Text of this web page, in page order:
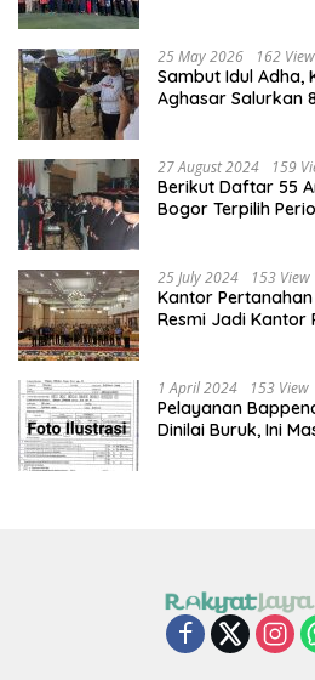
25 May 2026 162 View
Sambut Idul Adha,
Aghasar Salurkan
27 August 2024 159
Berikut Daftar 55
Bogor Terpilih
25 July 2024 153 View
Kantor
Resmi Jadi Kantor
1 April 2024 153 View
Pelayanan
Dinilai Buruk, Ini